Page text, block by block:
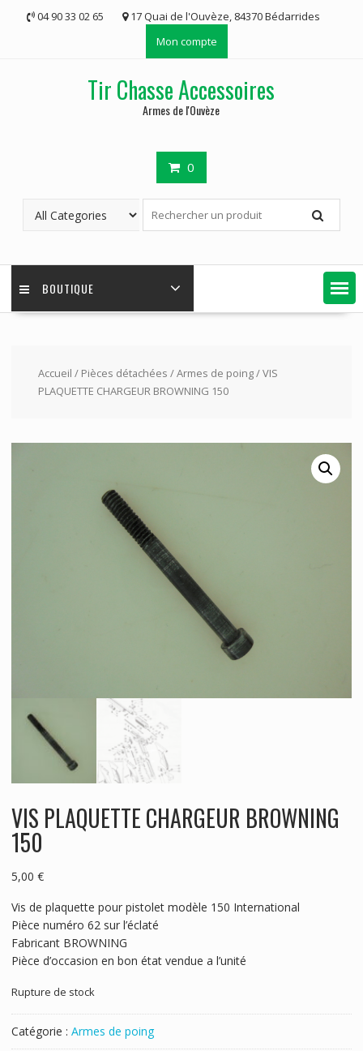
04 90 33 02 65
17 Quai de l'Ouvèze, 84370 Bédarrides
Mon compte
Tir Chasse Accessoires
Armes de l'Ouvèze
0
BOUTIQUE
Accueil / Pièces détachées /Armes de poing/ VIS
PLAQUETTE CHARGEUR BROWNING 150
VIS PLAQUETTE CHARGEUR BROWNING
150
5,00 €
Vis de plaquette pour pistolet modèle 150 International
Pièce numéro 62 sur l’éclaté
Fabricant BROWNING
Pièce d’occasion en bon état vendue a l’unité
Rupture de stock
Catégorie : Armes de poing